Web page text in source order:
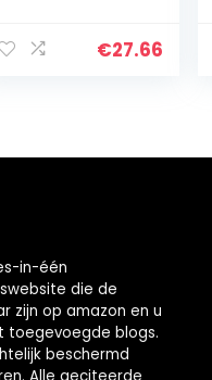
€27.66
in-één
die de
zijn op amazon en u
toegevoegde blogs.
beschermd